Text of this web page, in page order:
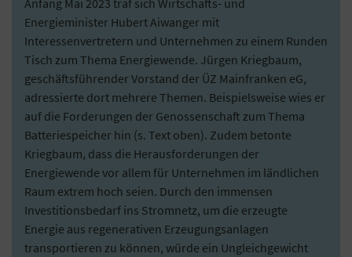
Energieminister Hubert Aiwanger mit
Interessenvertretern und Unternehmen zu einem Runden
Tisch zum Thema Energiewende. Jürgen Kriegbaum,
geschäftsführender Vorstand der ÜZ Mainfranken eG,
adressierte dort mehrere Themen. Beispielsweise wies er
auf die Forderungen der Genossenschaft zum Thema
Batteriespeicher hin (s. Text oben). Zudem betonte
Kriegbaum, dass die Herausforderungen der
Energiewende vor allem für Unternehmen im ländlichen
Raum extrem hoch seien. Durch den immensen
Investitionsbedarf ins Stromnetz, um die erzeugte
Energie aus regenerativen Erzeugungsanlagen
transportieren zu können, würde ein Ungleichgewicht